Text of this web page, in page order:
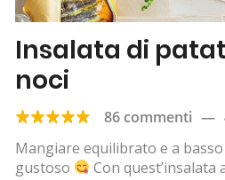
Insalata di
noci
86 commenti —
Mangiare equilibrato e a
gustoso
Con quest’insalata